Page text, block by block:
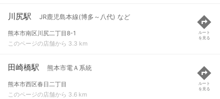
川尻駅 JR鹿児島本線(博多～八代) など
熊本市南区川尻二丁目8-1
このページの店舗から 3.3 km
ルート
を見る
田崎橋駅 熊本市電Ａ系統
熊本市西区春日二丁目
このページの店舗から 3.6 km
ルート
を見る